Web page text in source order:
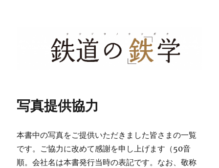
写真提供協力
本書中の写真をご提供いただきました皆さまの一覧
です。ご協力に改めて感謝を申し上げます（50音
順。会社名は本書発行当時の表記です。なお、敬称